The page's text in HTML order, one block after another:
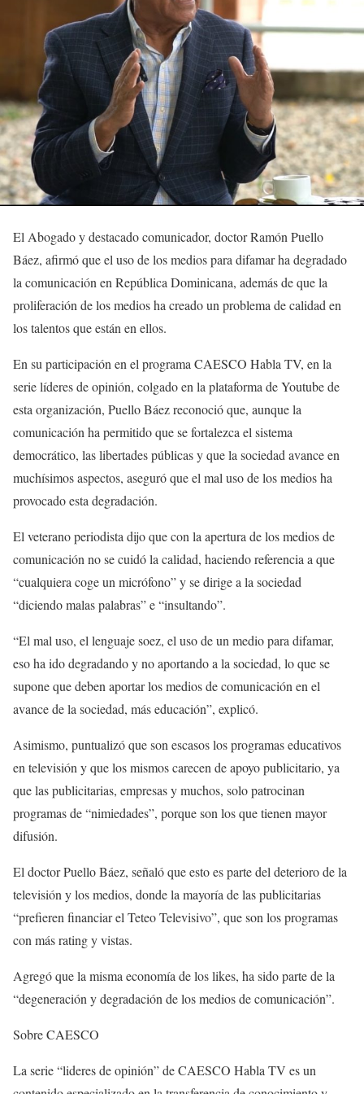
El Abogado y destacado comunicador, doctor Ramón Puello
Báez, afirmó que el uso de los medios para difamar ha degradado
la comunicación en República Dominicana, además de que la
proliferación de los medios ha creado un problema de calidad en
los talentos que están en ellos.
En su participación en el programa CAESCO Habla TV, en la
serie líderes de opinión, colgado en la plataforma de Youtube de
esta organización, Puello Báez reconoció que, aunque la
comunicación ha permitido que se fortalezca el sistema
democrático, las libertades públicas y que la sociedad avance en
muchísimos aspectos, aseguró que el mal uso de los medios ha
provocado esta degradación.
El veterano periodista dijo que con la apertura de los medios de
comunicación no se cuidó la calidad, haciendo referencia a que
“cualquiera coge un micrófono” y se dirige a la sociedad
“diciendo malas palabras” e “insultando”.
“El mal uso, el lenguaje soez, el uso de un medio para difamar,
eso ha ido degradando y no aportando a la sociedad, lo que se
supone que deben aportar los medios de comunicación en el
avance de la sociedad, más educación”, explicó.
Asimismo, puntualizó que son escasos los programas educativos
en televisión y que los mismos carecen de apoyo publicitario, ya
que las publicitarias, empresas y muchos, solo patrocinan
programas de “nimiedades”, porque son los que tienen mayor
difusión.
El doctor Puello Báez, señaló que esto es parte del deterioro de la
televisión y los medios, donde la mayoría de las publicitarias
“prefieren financiar el Teteo Televisivo”, que son los programas
con más rating y vistas.
Agregó que la misma economía de los likes, ha sido parte de la
“degeneración y degradación de los medios de comunicación”.
Sobre CAESCO
La serie “lideres de opinión” de CAESCO Habla TV es un